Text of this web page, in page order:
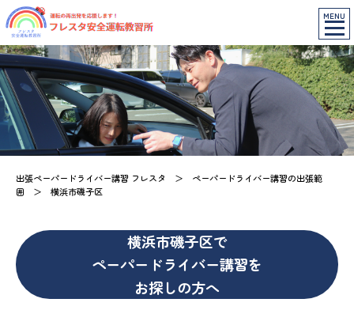
MENU
出張ペーパードライバー講習 フレスタ ＞ ペーパードライバー講習の出張範
囲 ＞ 横浜市磯子区
横浜市磯子区で
ペーパードライバー講習を
お探しの方へ